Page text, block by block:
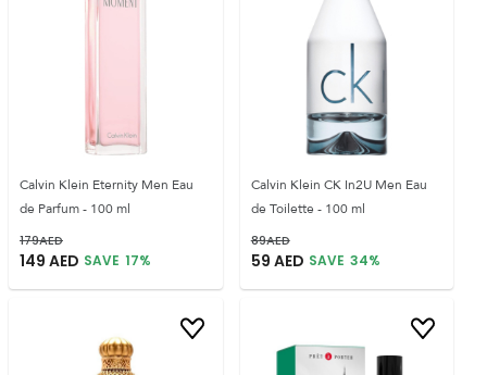
Calvin Klein Eternity Men Eau
de Parfum - 100 ml
179AED
149 AED SAVE 17%
Calvin Klein CK In2U Men Eau
de Toilette - 100 ml
89AED
59 AED SAVE 34%